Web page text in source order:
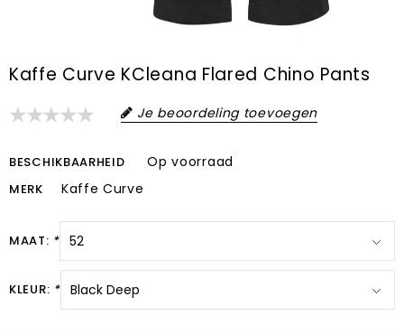
Kaffe Curve KCleana Flared Chino Pants
Je beoordeling toevoegen
BESCHIKBAARHEID Op voorraad
MERK Kaffe Curve
MAAT: *
KLEUR: *